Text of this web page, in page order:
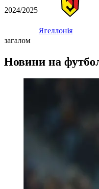
2024/2025
Ягеллонія
загалом
Новини на